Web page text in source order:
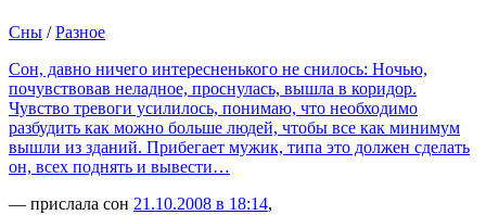
Сны /Разное
Сон, давно ничего интересненького не снилось: Ночью,
почувствовав неладное, проснулась, вышла в коридор.
Чувство тревоги усилилось, понимаю, что необходимо
разбудить как можно больше людей, чтобы все как минимум
вышли из зданий. Прибегает мужик, типа это должен сделать
он, всех поднять и вывести…
— прислала сон 21.10.2008 в 18:14,